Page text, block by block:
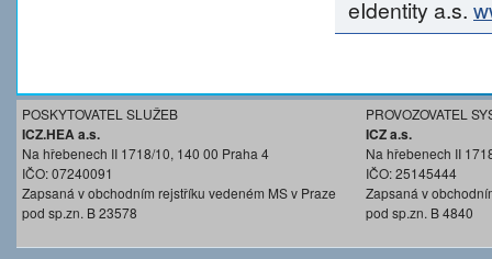
eIdentity a.s.
POSKYTOVATEL SLUŽEB
ICZ.HEA a.s.
Na hřebenech II 1718/10, 140 00 Praha 4
IČO: 07240091
Zapsaná v obchodním rejstříku vedeném MS v Praze
pod sp.zn. B 23578
PROVOZOVATEL
ICZ a.s.
Na hřebenech II
IČO: 25145444
Zapsaná v
pod sp.zn. B 4840